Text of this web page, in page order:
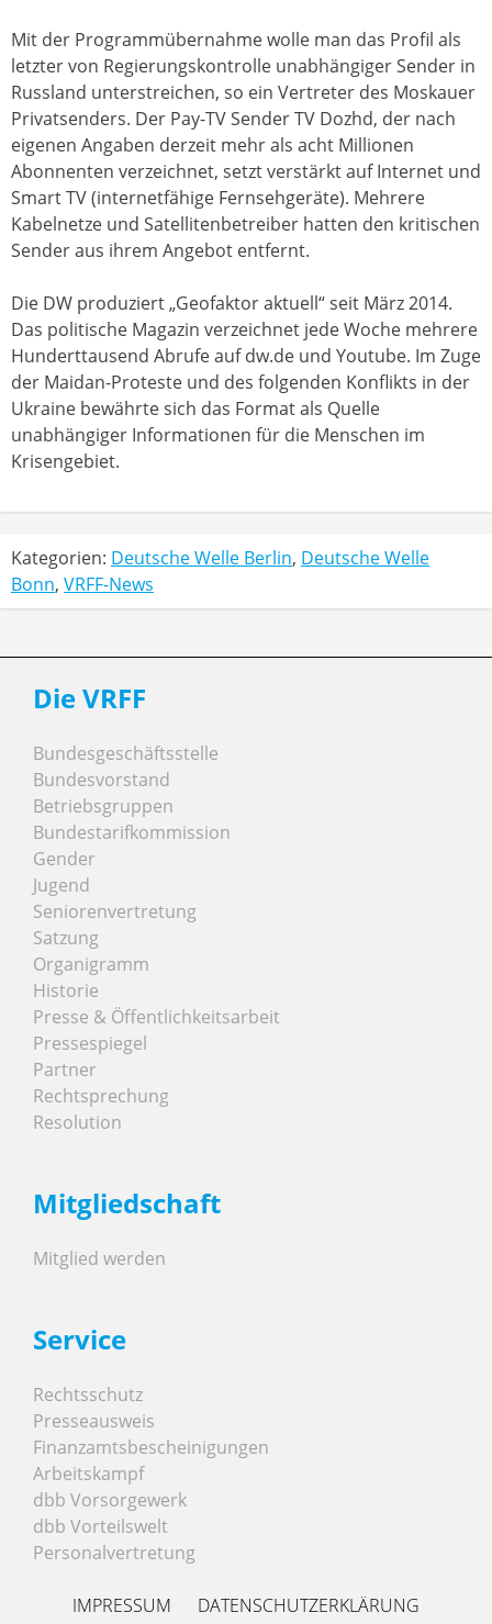
Mit der Programmübernahme wolle man das Profil als
letzter von Regierungskontrolle unabhängiger Sender in
Russland unterstreichen, so ein Vertreter des Moskauer
Privatsenders. Der Pay-TV Sender TV Dozhd, der nach
eigenen Angaben derzeit mehr als acht Millionen
Abonnenten verzeichnet, setzt verstärkt auf Internet und
Smart TV (internetfähige Fernsehgeräte). Mehrere
Kabelnetze und Satellitenbetreiber hatten den kritischen
Sender aus ihrem Angebot entfernt.
Die DW produziert „Geofaktor aktuell“ seit März 2014.
Das politische Magazin verzeichnet jede Woche mehrere
Hunderttausend Abrufe auf dw.de und Youtube. Im Zuge
der Maidan-Proteste und des folgenden Konflikts in der
Ukraine bewährte sich das Format als Quelle
unabhängiger Informationen für die Menschen im
Krisengebiet.
Kategorien: Deutsche Welle Berlin, Deutsche Welle
Bonn, VRFF-News
Die VRFF
Bundesgeschäftsstelle
Bundesvorstand
Betriebsgruppen
Bundestarifkommission
Gender
Jugend
Seniorenvertretung
Satzung
Organigramm
Historie
Presse & Öffentlichkeitsarbeit
Pressespiegel
Partner
Rechtsprechung
Resolution
Mitgliedschaft
Mitglied werden
Service
Rechtsschutz
Presseausweis
Finanzamtsbescheinigungen
Arbeitskampf
dbb Vorsorgewerk
dbb Vorteilswelt
Personalvertretung
IMPRESSUM DATENSCHUTZERKLÄRUNG